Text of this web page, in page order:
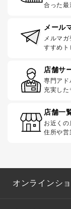
合った最
メール
メルマ
すすめト
店舗サ
専門アド
充実した
店舗一
お近くの
住所や営
オンラインシ